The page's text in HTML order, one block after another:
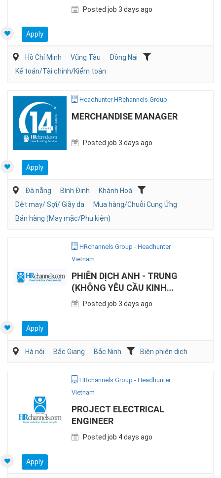
Posted job 3 days ago
Apply
Hồ Chí Minh Vũng Tàu
Đồng Nai
Kế toán/Tài chính/Kiểm toán
Headhunter HRchannels Group
MERCHANDISE MANAGER
Posted job 3 days ago
Apply
Đà nẵng Bình Định
Khánh Hoà
Dệt may/ Sợi/ Giầy da
Mua hàng/Chuỗi Cung Ứng
Bán hàng (May mặc/Phụ kiện)
HRchannels Group - Headhunter
Vietnam
PHIÊN DỊCH ANH - TRUNG
(KHÔNG YÊU CẦU KINH
NGHIỆM)
Posted job 3 days ago
Apply
Hà nội Bắc Giang Bắc Ninh Biên phiên dịch
HRchannels Group - Headhunter
Vietnam
PROJECT ELECTRICAL
ENGINEER
Posted job 4 days ago
Apply